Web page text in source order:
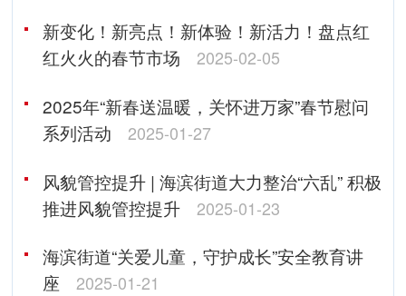
新变化！新亮点！新体验！新活力！盘点红
红火火的春节市场
2025-02-05
2025年“新春送温暖，关怀进万家‌”春节慰问
系列活动
2025-01-27
风貌管控提升 | 海滨街道大力整治“六乱” 积极
推进风貌管控提升
2025-01-23
海滨街道“关爱儿童，守护成长”安全教育讲
座
2025-01-21